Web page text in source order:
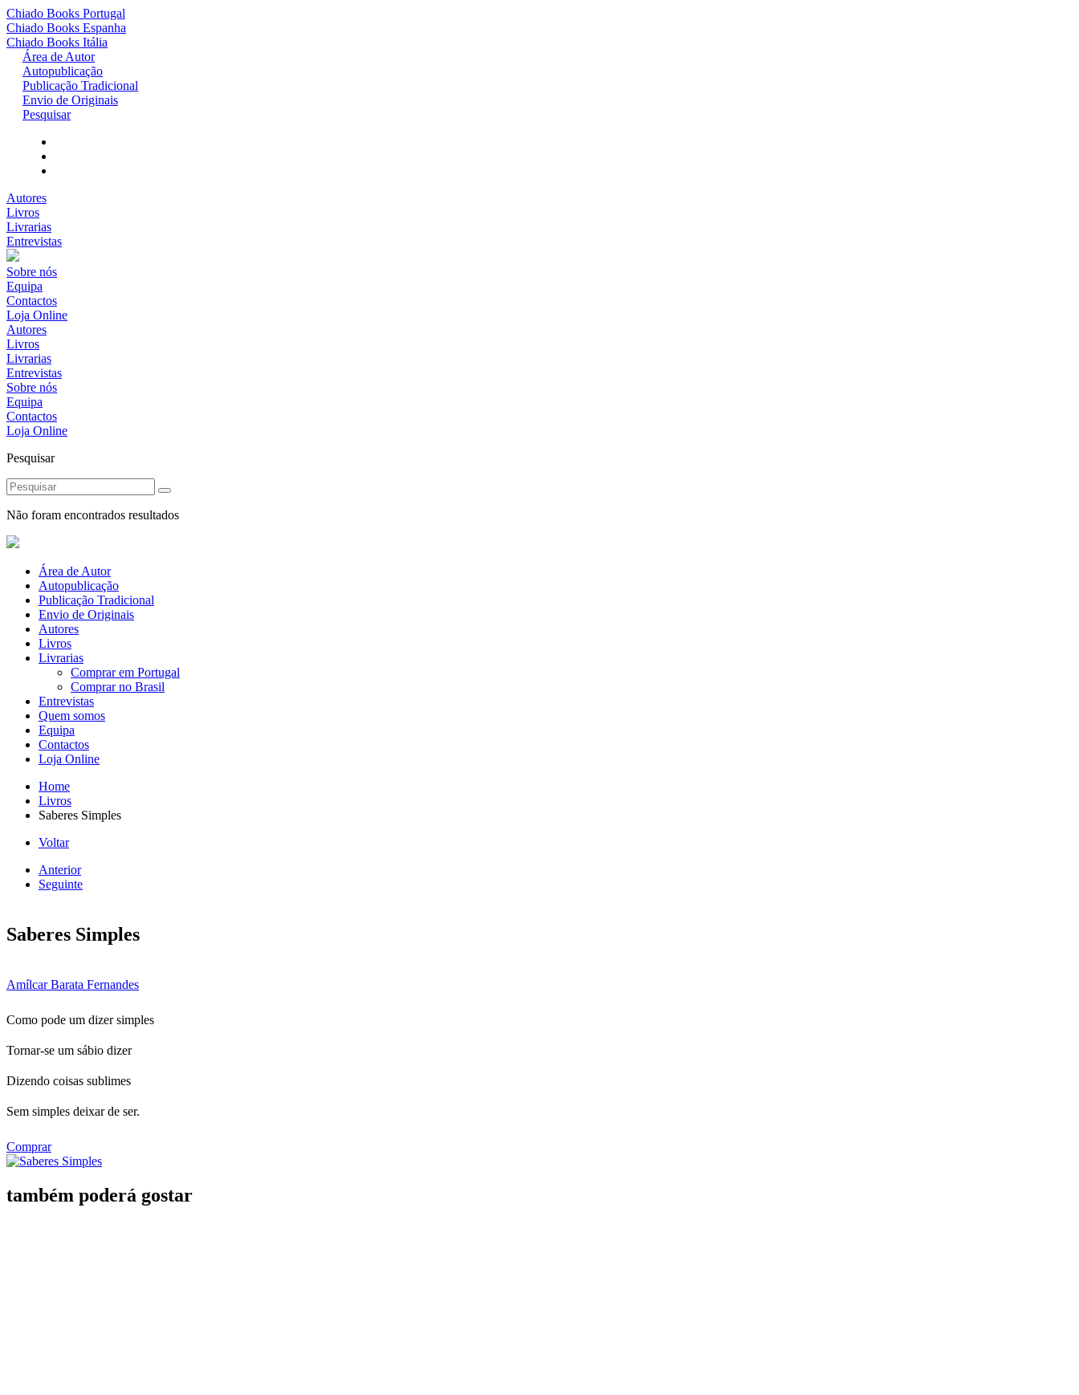
Chiado Books Portugal
Chiado Books Espanha
Chiado Books Itália
Área de Autor
Autopublicação
Publicação Tradicional
Envio de Originais
Pesquisar
Autores
Livros
Livrarias
Entrevistas
Sobre nós
Equipa
Contactos
Loja Online
Autores
Livros
Livrarias
Entrevistas
Sobre nós
Equipa
Contactos
Loja Online
Pesquisar
Não foram encontrados resultados
Área de Autor
Autopublicação
Publicação Tradicional
Envio de Originais
Autores
Livros
Livrarias
Comprar em Portugal
Comprar no Brasil
Entrevistas
Quem somos
Equipa
Contactos
Loja Online
Home
Livros
Saberes Simples
Voltar
Anterior
Seguinte
Saberes Simples
Amílcar Barata Fernandes
Como pode um dizer simples
Tornar-se um sábio dizer
Dizendo coisas sublimes
Sem simples deixar de ser.
Comprar
também poderá gostar